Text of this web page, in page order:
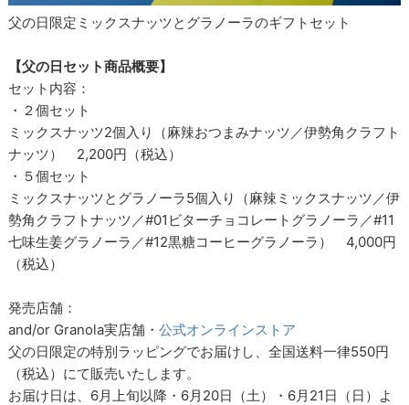
父の日限定ミックスナッツとグラノーラのギフトセット
【父の日セット商品概要】
セット内容：
・２個セット
ミックスナッツ2個入り（麻辣おつまみナッツ／伊勢角クラフト
ナッツ） 2,200円（税込）
・５個セット
ミックスナッツとグラノーラ5個入り（麻辣ミックスナッツ／伊
勢角クラフトナッツ／#01ビターチョコレートグラノーラ／#11
七味生姜グラノーラ／#12黒糖コーヒーグラノーラ） 4,000円
（税込）
発売店舗：
and/or Granola実店舗・公式オンラインストア
父の日限定の特別ラッピングでお届けし、全国送料一律550円
（税込）にて販売いたします。
お届け日は、6月上旬以降・6月20日（土）・6月21日（日）よ